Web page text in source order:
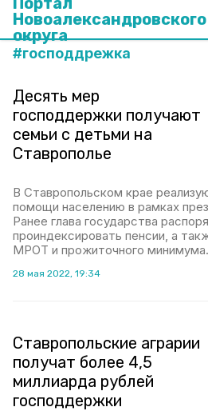
Новоалександровского
округа
#господдрежка
Десять мер
господдержки получают
семьи с детьми на
Ставрополье
В Ставропольском крае
помощи населению в рамках
Ранее глава государства
проиндексировать пенсии, а
МРОТ и прожиточного минимума.
28 мая 2022, 19:34
Ставропольские аграрии
получат более 4,5
миллиарда рублей
господдержки